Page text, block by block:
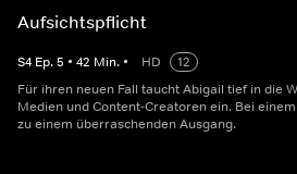
Aufsichtspflicht
S4 Ep.5 • 42 Min. • HD
12
Für ihren neuen Fall taucht Abigail tief in die
Medien und Content-Creatoren ein. Bei
zu einem überraschenden Ausgang.